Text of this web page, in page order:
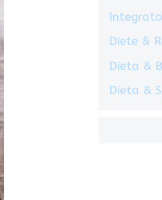
Diete &
Dieta &
Dieta &